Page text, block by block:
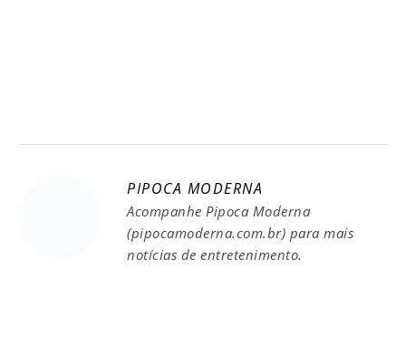
PIPOCA MODERNA
Acompanhe Pipoca Moderna
(pipocamoderna.com.br) para mais
notícias de entretenimento.